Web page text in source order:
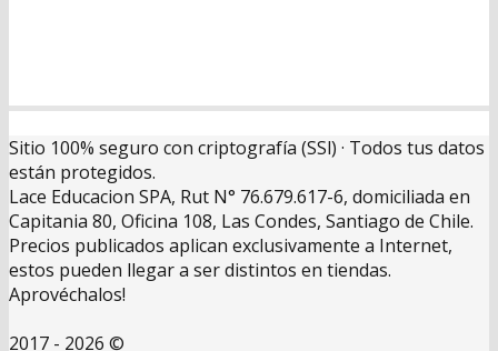
Sitio 100% seguro con criptografía (SSl) · Todos tus datos
están protegidos.
Lace Educacion SPA, Rut N° 76.679.617-6, domiciliada en
Capitania 80, Oficina 108, Las Condes, Santiago de Chile.
Precios publicados aplican exclusivamente a Internet,
estos pueden llegar a ser distintos en tiendas.
Aprovéchalos!
2017 - 2026 ©